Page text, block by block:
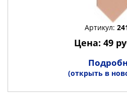
Артикул:
Цена: 49
(открыть в